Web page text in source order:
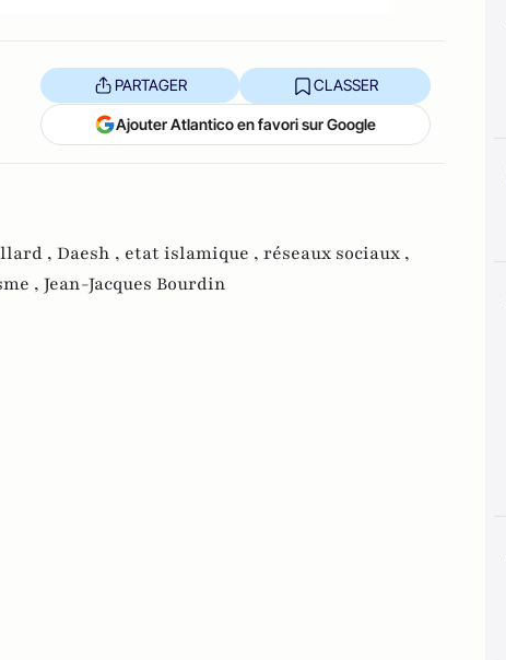
PARTAGER CLASSER
Ajouter Atlantico en favori sur Google
, Daesh , etat islamique , réseaux sociaux ,
, Jean-Jacques Bourdin